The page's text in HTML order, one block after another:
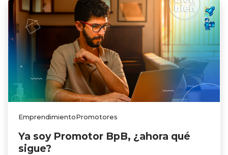
EmprendimientoPromotores
Ya soy Promotor BpB, ¿ahora qué
sigue?